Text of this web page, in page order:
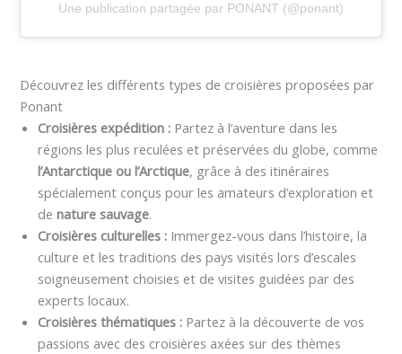
Une publication partagée par PONANT (@ponant)
Découvrez les différents types de croisières proposées par
Ponant
Croisières expédition : Partez à l’aventure dans les
régions les plus reculées et préservées du globe, comme
l’Antarctique ou l’Arctique, grâce à des itinéraires
spécialement conçus pour les amateurs d’exploration et
denature sauvage.
Croisières culturelles : Immergez-vous dans l’histoire, la
culture et les traditions des pays visités lors d’escales
soigneusement choisies et de visites guidées par des
experts locaux.
Croisières thématiques : Partez à la découverte de vos
passions avec des croisières axées sur des thèmes